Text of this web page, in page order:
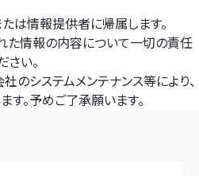
は情報提供者に帰属します。
た情報の内容について一切の責任
い。
のシステムメンテナンス等により、
。予めご了承願います。